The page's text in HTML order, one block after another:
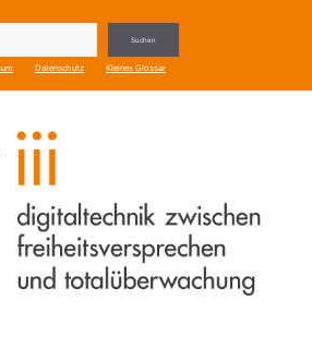
Suchen
Datenschutz Kleines Glossar